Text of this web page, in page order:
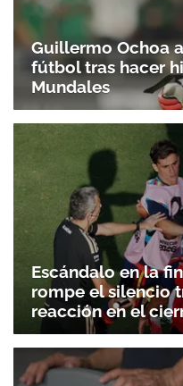
Guillermo Ochoa
fútbol tras hacer
Mundales
Escándalo en la
rompe el silencio
reacción en el